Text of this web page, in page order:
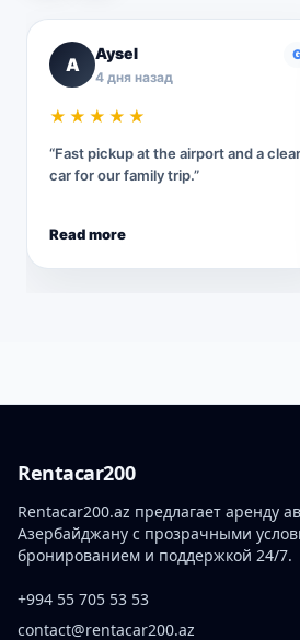
A
Aysel
4 дня назад
★★★★★
“Fast pickup at the airport and a
car for our family trip.”
Read more
Rentacar200
Rentacar200.az предлагает аренду
Азербайджану с прозрачными
бронированием и поддержкой 24/7.
+994 55 705 53 53
contact@rentacar200.az